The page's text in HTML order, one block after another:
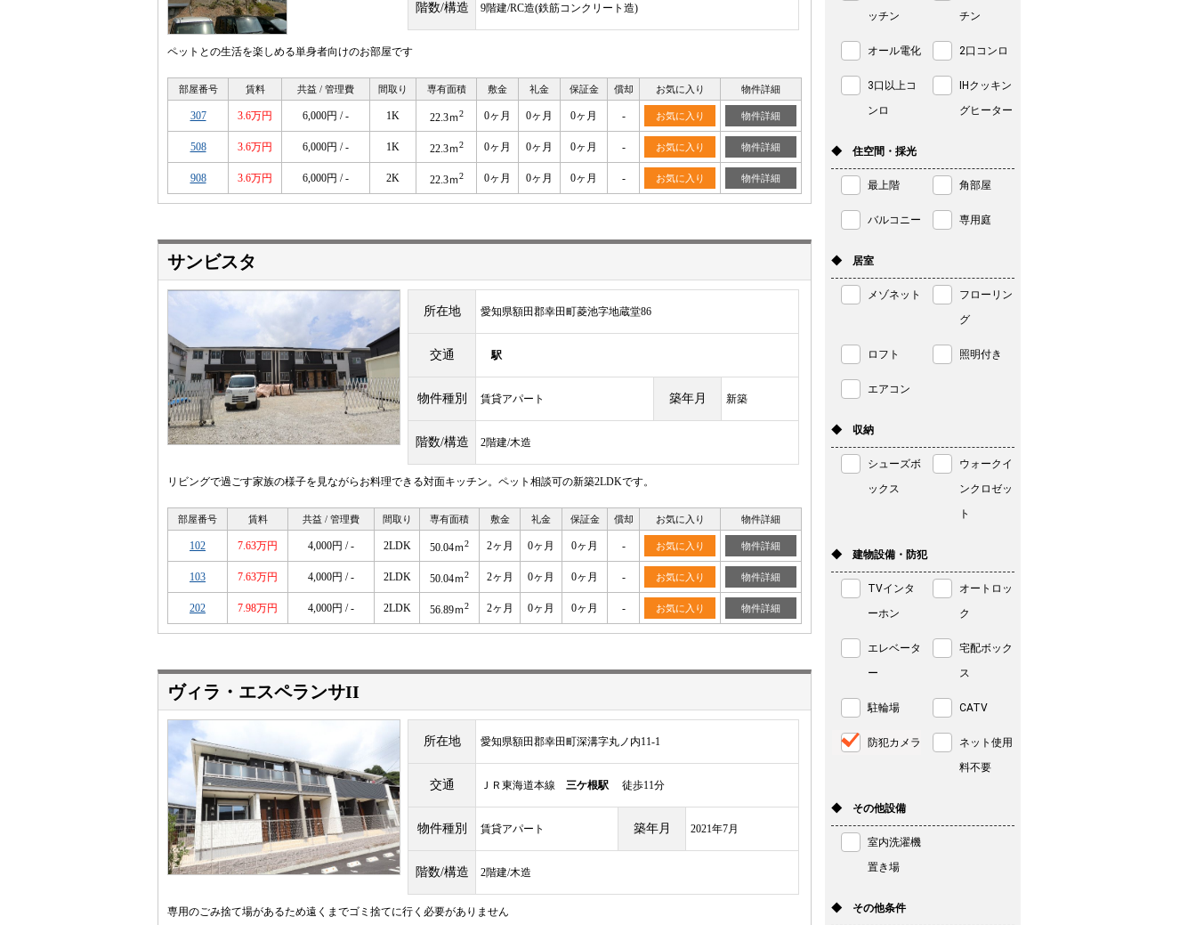
階数/構造 9階建/RC造(鉄筋コンクリート造)
ペットとの生活を楽しめる単身者向けのお部屋です
部屋番号 賃料 共益 / 管理費 間取り 専有面積 敷金 礼金 保証金 償却 お気に入り 物件詳細
307 3.6万円 6,000円 / - 1K 22.3ｍ2 0ヶ月 0ヶ月 0ヶ月 - お気に入り 物件詳細
508 3.6万円 6,000円 / - 1K 22.3ｍ2 0ヶ月 0ヶ月 0ヶ月 - お気に入り 物件詳細
908 3.6万円 6,000円 / - 2K 22.3ｍ2 0ヶ月 0ヶ月 0ヶ月 - お気に入り 物件詳細
サンビスタ
所在地 愛知県額田郡幸田町菱池字地蔵堂86
交通 駅
物件種別 賃貸アパート 築年月 新築
階数/構造 2階建/木造
リビングで過ごす家族の様子を見ながらお料理できる対面キッチン。ペット相談可の新築2LDKです。
部屋番号 賃料 共益 / 管理費 間取り 専有面積 敷金 礼金 保証金 償却 お気に入り 物件詳細
102 7.63万円 4,000円 / - 2LDK 50.04ｍ2 2ヶ月 0ヶ月 0ヶ月 - お気に入り 物件詳細
103 7.63万円 4,000円 / - 2LDK 50.04ｍ2 2ヶ月 0ヶ月 0ヶ月 - お気に入り 物件詳細
202 7.98万円 4,000円 / - 2LDK 56.89ｍ2 2ヶ月 0ヶ月 0ヶ月 - お気に入り 物件詳細
ヴィラ・エスペランサII
所在地 愛知県額田郡幸田町深溝字丸ノ内11-1
交通 ＪＲ東海道本線 三ケ根駅 徒歩11分
物件種別 賃貸アパート 築年月 2021年7月
階数/構造 2階建/木造
専用のごみ捨て場があるため遠くまでゴミ捨てに行く必要がありません
ッチン
チン
オール電化 2口コンロ
3口以上コ
ンロ
IHクッキン
グヒーター
◆ 住空間・採光
最上階 角部屋
バルコニー 専用庭
◆ 居室
メゾネット
フローリン
グ
ロフト 照明付き
エアコン
◆ 収納
シューズボ
ックス
ウォークイ
ンクロゼッ
ト
◆ 建物設備・防犯
TVインタ
ーホン
オートロッ
ク
エレベータ
ー
宅配ボック
ス
駐輪場 CATV
防犯カメラ
ネット使用
料不要
◆ その他設備
室内洗濯機
置き場
◆ その他条件